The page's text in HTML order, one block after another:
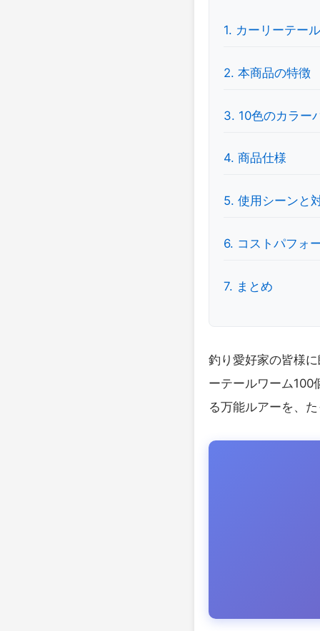
1. カーリーテー
2. 本商品の特徴
3. 10色のカラー
4. 商品仕様
5. 使用シーンと
6. コストパフォ
7. まとめ
釣り愛好家の皆様
ーテールワーム100
る万能ルアーを、